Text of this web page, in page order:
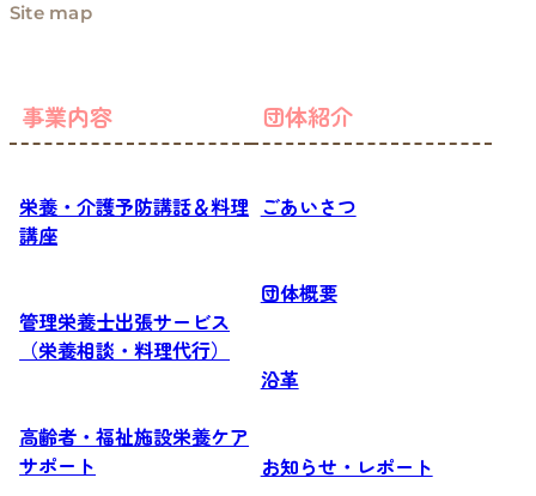
Site map
事業内容
栄養・介護予防講話＆料理
講座
管理栄養士出張サービス
（栄養相談・料理代行）
高齢者・福祉施設栄養ケア
サポート
団体紹介
ごあいさつ
団体概要
沿革
お知らせ・レポート